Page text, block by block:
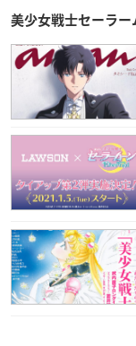
M.4 Don’t Look
水亜美）
作詞・作曲・編曲
M.5 I’m gonna be
V:伊藤 静）
作詞・作曲・編曲：
M.6 夢色の初恋：ス
里） & エリオス（
作詞・作曲・編曲：
M.7 Astral Mission:
スーパーセーラー
ーラープルート（
藤井ゆきよ）
作詞：宮崎まゆ 作
rcus：セレセレ（
れ）ジュンジュン
美少女戦士セーラー